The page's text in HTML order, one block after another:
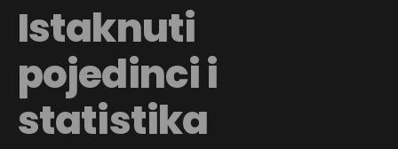
Istaknuti
pojedinci i
statistika